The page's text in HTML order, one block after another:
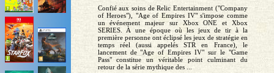
Confié aux soins de Relic Entertainment ("Company
of Heroes"), "Age of Empires IV" s'impose comme
un événement majeur sur Xbox ONE et Xbox
SERIES. À une époque où les jeux de tir à la
première personne ont éclipsé les jeux de stratégie en
temps réel (aussi appelés STR en France), le
lancement de "Age of Empires IV" sur le "Game
Pass" constitue un véritable point culminant du
retour de la série mythique des ...